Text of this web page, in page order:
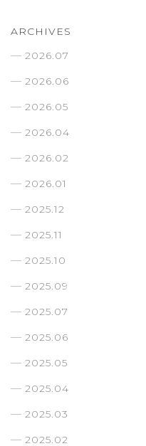
ARCHIVES
2026.07
2026.06
2026.05
2026.04
2026.02
2026.01
2025.12
2025.11
2025.10
2025.09
2025.07
2025.06
2025.05
2025.04
2025.03
2025.02